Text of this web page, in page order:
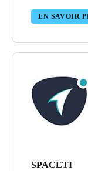
EN SAVOIR
SPACETI